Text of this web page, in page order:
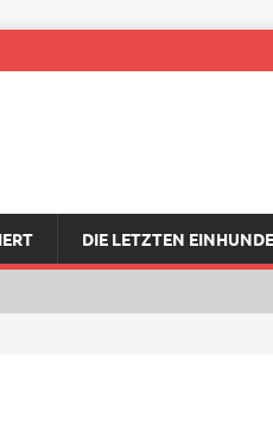
DIE LETZTEN